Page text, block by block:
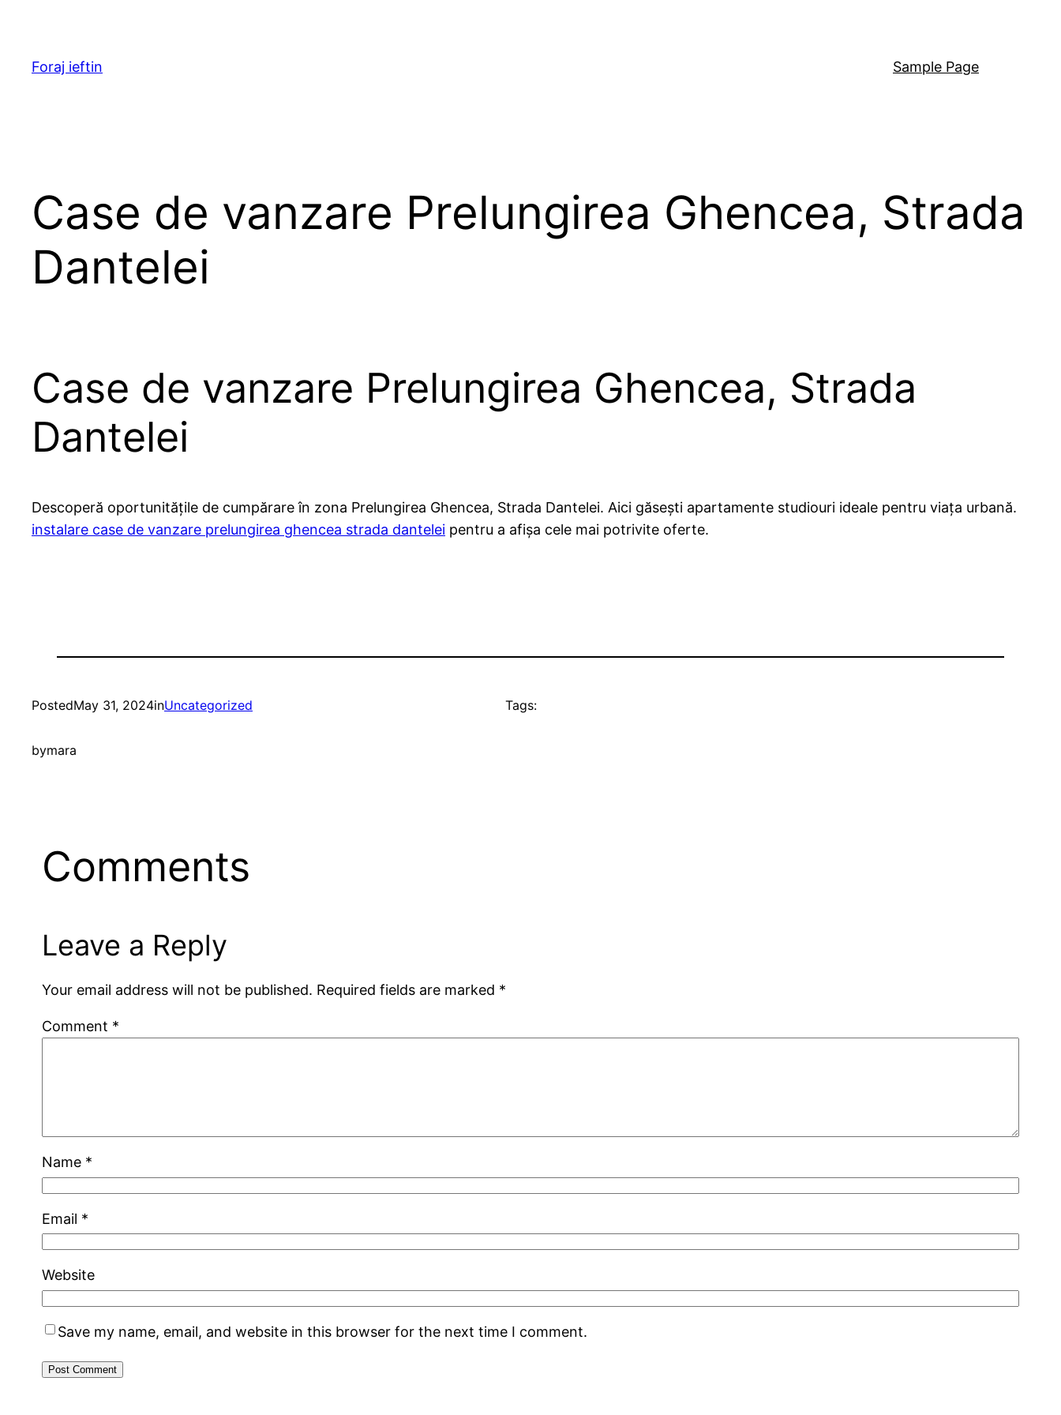
content
Foraj ieftin Sample Page
Case de vanzare Prelungirea Ghencea, Strada
Dantelei
Case de vanzare Prelungirea Ghencea, Strada
Dantelei
Descoperă oportunitățile de cumpărare în zona Prelungirea Ghencea, Strada Dantelei. Aici găsești apartamente studiouri ideale pentru viața urbană.
instalare case de vanzare prelungirea ghencea strada dantelei pentru a afișa cele mai potrivite oferte.
PostedMay 31, 2024inUncategorized
bymara
Tags:
Comments
Leave a Reply
Your email address will not be published. Required fields are marked *
Comment *
Name *
Email *
Website
Save my name, email, and website in this browser for the next time I comment.